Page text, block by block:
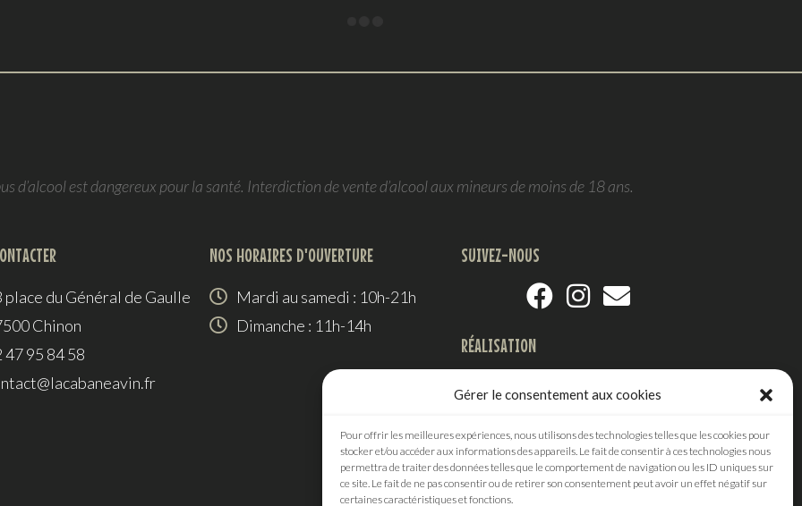
Gérer le consentement aux cookies
Pour offrir les meilleures expériences, nous utilisons des technologies telles que les cookies pour
stocker et/ou accéder aux informations des appareils. Le fait de consentir à ces technologies nous
permettra de traiter des données telles que le comportement de navigation ou les ID uniques sur
ce site. Le fait de ne pas consentir ou de retirer son consentement peut avoir un effet négatif sur
certaines caractéristiques et fonctions.
Chinon, Le Clos Guillot,
Bernard Baudry, 2024
Chinon, Domaine, Bernard
Vin de Chinon,Vin rouge
AJOUTER AU PANIER
Chinon, Les Granges, Bernard
Vin de Chinon,Vin rouge
AJOUTER AU PANIER